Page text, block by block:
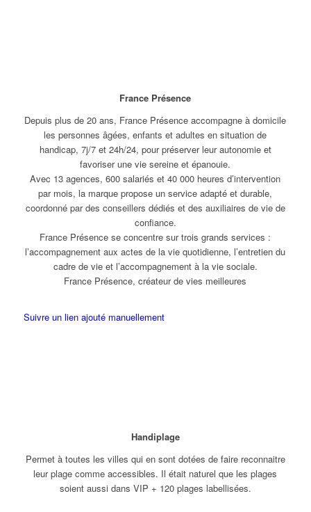
France Présence
Depuis plus de 20 ans, France Présence accompagne à domicile
les personnes âgées, enfants et adultes en situation de
handicap, 7j/7 et 24h/24, pour préserver leur autonomie et
favoriser une vie sereine et épanouie.
Avec 13 agences, 600 salariés et 40 000 heures d’intervention
par mois, la marque propose un service adapté et durable,
coordonné par des conseillers dédiés et des auxiliaires de vie de
confiance.
France Présence se concentre sur trois grands services :
l’accompagnement aux actes de la vie quotidienne, l’entretien du
cadre de vie et l’accompagnement à la vie sociale.
France Présence, créateur de vies meilleures
Suivre un lien ajouté manuellement
Handiplage
Permet à toutes les villes qui en sont dotées de faire reconnaitre
leur plage comme accessibles. Il était naturel que les plages
soient aussi dans VIP + 120 plages labellisées.